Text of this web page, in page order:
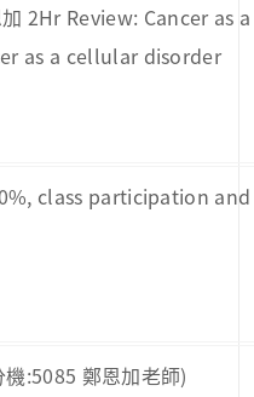
2Hr Review: Cancer
as a cellular disorder
class participation
:5085 鄭恩加老師)